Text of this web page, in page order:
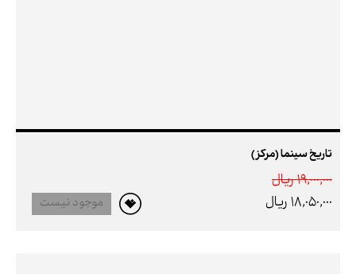
تاریخ سینما (مرکز)
19,000,000 ريال
18,050,000 ريال
موجود نیست